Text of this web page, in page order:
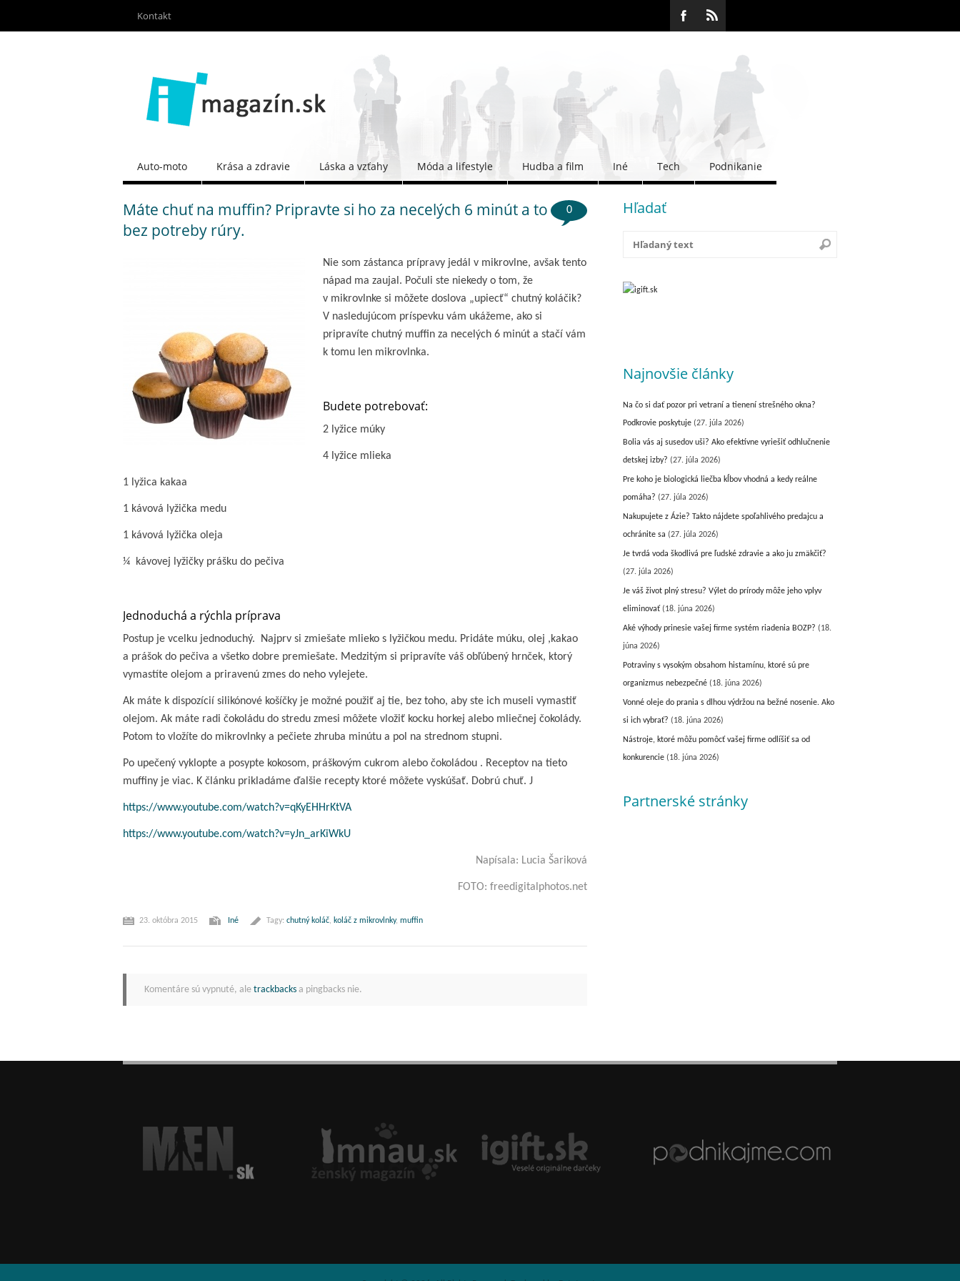
Kontakt
Auto-moto Krása a zdravie Láska a vzťahy Móda a lifestyle Hudba a film Iné Tech Podnikanie
0
Máte chuť na muffin? Pripravte si ho za necelých 6 minút a to
bez potreby rúry.
Nie som zástanca prípravy jedál v mikrovlne, avšak tento
nápad ma zaujal. Počuli ste niekedy o tom, že
v mikrovlnke si môžete doslova „upiecť“ chutný koláčik?
V nasledujúcom príspevku vám ukážeme, ako si
pripravíte chutný muffin za necelých 6 minút a stačí vám
k tomu len mikrovlnka.
Budete potrebovať:
2 lyžice múky
4 lyžice mlieka
1 lyžica kakaa
1 kávová lyžička medu
1 kávová lyžička oleja
¼ kávovej lyžičky prášku do pečiva
Jednoduchá a rýchla príprava
Postup je vcelku jednoduchý. Najprv si zmiešate mlieko s lyžičkou medu. Pridáte múku, olej ,kakao
a prášok do pečiva a všetko dobre premiešate. Medzitým si pripravíte váš obľúbený hrnček, ktorý
vymastíte olejom a priravenú zmes do neho vylejete.
Ak máte k dispozícií silikónové košíčky je možné použiť aj tie, bez toho, aby ste ich museli vymastiť
olejom. Ak máte radi čokoládu do stredu zmesi môžete vložiť kocku horkej alebo mliečnej čokolády.
Potom to vložíte do mikrovlnky a pečiete zhruba minútu a pol na strednom stupni.
Po upečený vyklopte a posypte kokosom, práškovým cukrom alebo čokoládou . Receptov na tieto
muffiny je viac. K článku prikladáme ďalšie recepty ktoré môžete vyskúšať. Dobrú chuť. J
https://www.youtube.com/watch?v=qKyEHHrKtVA
https://www.youtube.com/watch?v=yJn_arKiWkU
Napísala: Lucia Šariková
FOTO: freedigitalphotos.net
23. októbra 2015 Iné Tagy: chutný koláč, koláč z mikrovlnky, muffin
Komentáre sú vypnuté, ale trackbacks a pingbacks nie.
Hľadať
Najnovšie články
Na čo si dať pozor pri vetraní a tienení strešného okna?
Podkrovie poskytuje (27. júla 2026)
Bolia vás aj susedov uši? Ako efektívne vyriešiť odhlučnenie
detskej izby? (27. júla 2026)
Pre koho je biologická liečba kĺbov vhodná a kedy reálne
pomáha? (27. júla 2026)
Nakupujete z Ázie? Takto nájdete spoľahlivého predajcu a
ochránite sa (27. júla 2026)
Je tvrdá voda škodlivá pre ľudské zdravie a ako ju zmäkčiť?
(27. júla 2026)
Je váš život plný stresu? Výlet do prírody môže jeho vplyv
eliminovať (18. júna 2026)
Aké výhody prinesie vašej firme systém riadenia BOZP? (18.
júna 2026)
Potraviny s vysokým obsahom histamínu, ktoré sú pre
organizmus nebezpečné (18. júna 2026)
Vonné oleje do prania s dlhou výdržou na bežné nosenie. Ako
si ich vybrať? (18. júna 2026)
Nástroje, ktoré môžu pomôcť vašej firme odlíšiť sa od
konkurencie (18. júna 2026)
Partnerské stránky